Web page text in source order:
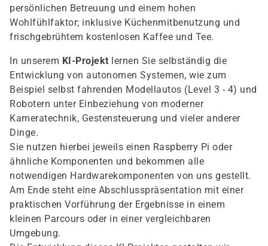
persönlichen Betreuung und einem hohen
Wohlfühlfaktor; inklusive Küchenmitbenutzung und
frischgebrühtem kostenlosen Kaffee und Tee.
In unserem KI-Projekt lernen Sie selbständig die
Entwicklung von autonomen Systemen, wie zum
Beispiel selbst fahrenden Modellautos (Level 3 - 4) und
Robotern unter Einbeziehung von moderner
Kameratechnik, Gestensteuerung und vieler anderer
Dinge.
Sie nutzen hierbei jeweils einen Raspberry Pi oder
ähnliche Komponenten und bekommen alle
notwendigen Hardwarekomponenten von uns gestellt.
Am Ende steht eine Abschlusspräsentation mit einer
praktischen Vorführung der Ergebnisse in einem
kleinen Parcours oder in einer vergleichbaren
Umgebung.